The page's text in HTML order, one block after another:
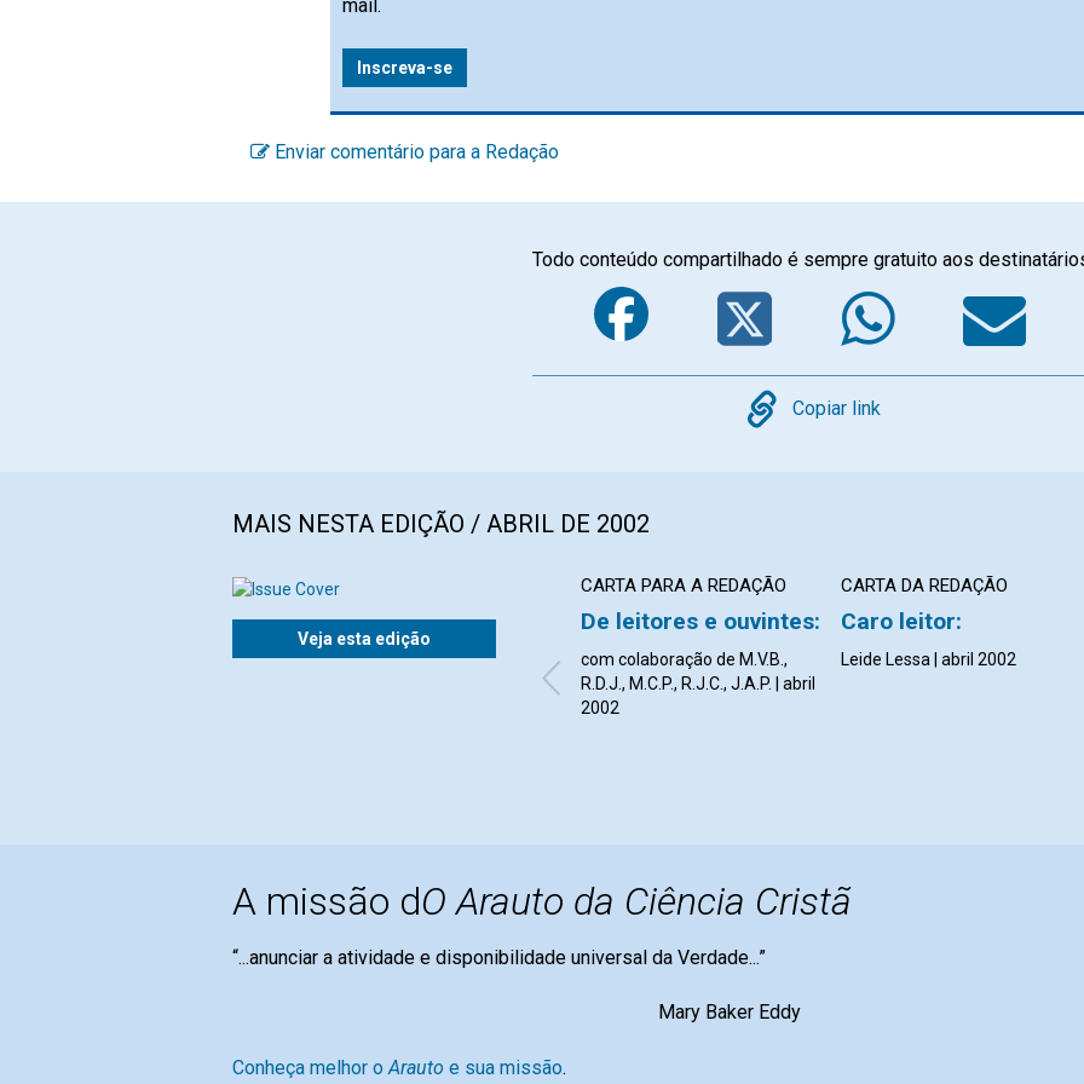
mail.
Inscreva-se
Enviar comentário para a Redação
Todo conteúdo compartilhado é sempre gratuito aos
FacebookTwitter
Copy
Copiar link
MAIS NESTA EDIÇÃO / ABRIL DE 2002
Veja esta edição
CARTA PARA A REDAÇÃO
De leitores e ouvintes:
com colaboração de M.V.B.,
R.D.J., M.C.P., R.J.C., J.A.P. | abril
2002
CARTA DA REDAÇÃO
Caro leitor:
Leide Lessa | abril 2002
A missão dO Arauto da Ciência Cristã
“...anunciar a atividade e disponibilidade universal da Verdade...”
Mary Baker Eddy
Conheça melhor o Arauto e sua missão.